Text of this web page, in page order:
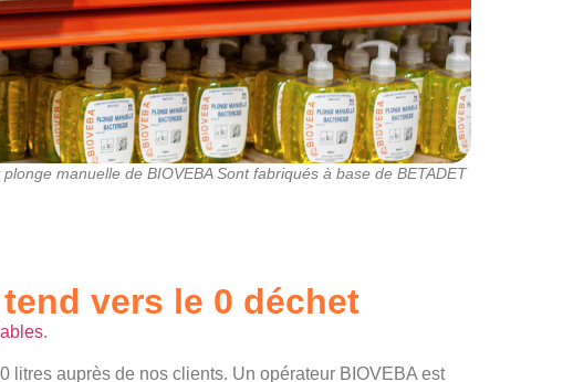
manuelle de BIOVEBA Sont fabriqués à base de BETADET
vers le 0 déchet
.
litres auprès de nos clients. Un opérateur BIOVEBA est